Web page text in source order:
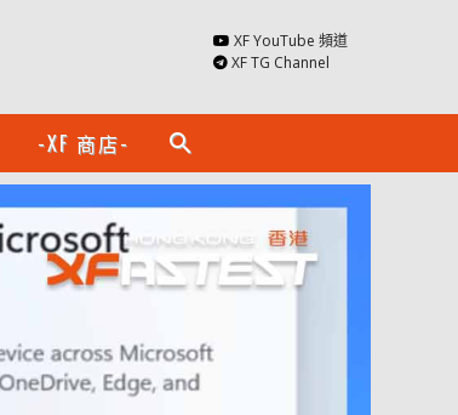
XF YouTube 頻道
XF TG Channel
-XF 商店- search